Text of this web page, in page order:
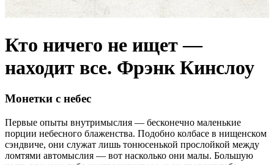
Кто ничего не ищет —
находит все. Фрэнк Кинслоу
Монетки с небес
Первые опыты внутримыслия — бесконечно маленькие
порции небесного блаженства. Подобно колбасе в нищенском
сэндвиче, они служат лишь тонюсенькой прослойкой между
ломтями автомыслия — вот насколько они малы. Большую